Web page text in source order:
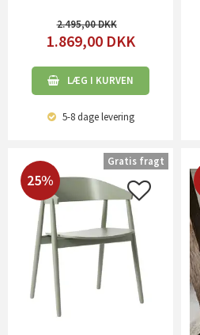
2.495,00
1.869,00 DKK
LÆG I KURVEN
5-8 dagelevering
25%
Gratis fragt